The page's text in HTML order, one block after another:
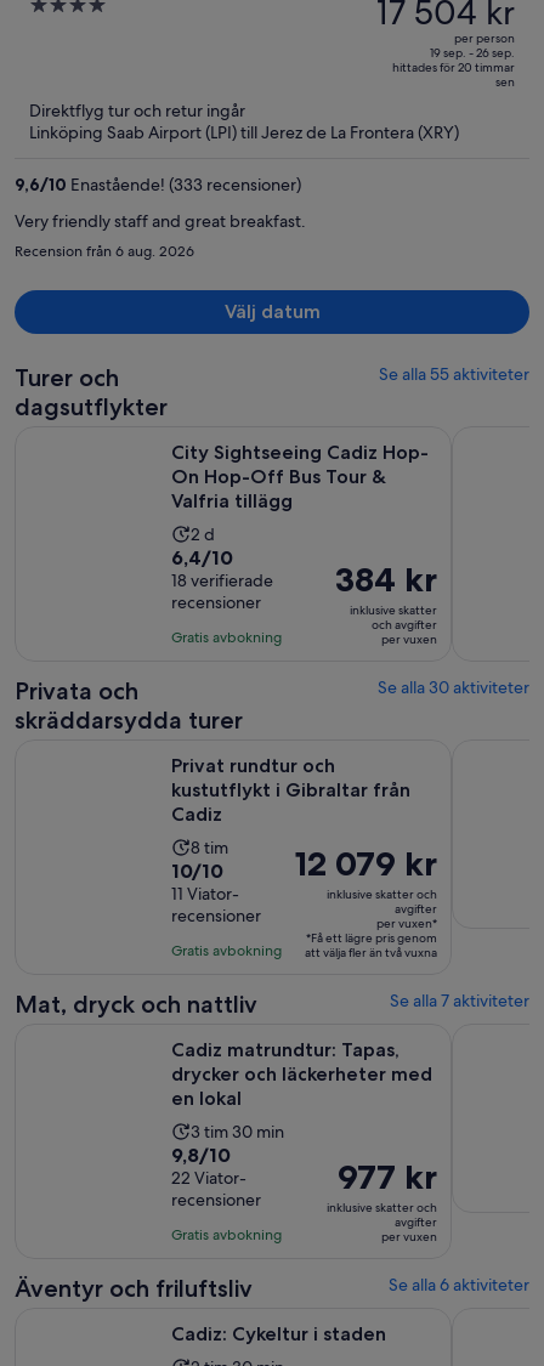
Puerto
4
21 056 kr
17 504 kr
17 504 kr
per person
19 sep. - 26 sep.
hittades för 20 timmar
sen
Direktflyg tur och retur ingår
Linköping Saab Airport (LPI) till Jerez de La Frontera (XRY)
9,6/10 Enastående! (333 recensioner)
Very friendly staff and great breakfast.
Recension från 6 aug. 2026
Välj datum
Turer och
dagsutflykter
Se alla 55 aktiviteter
City Sightseeing Cadiz Hop-
On Hop-Off Bus Tour &
Valfria tillägg
Aktivitetens
längd
är
2
dagar
2 d
6.4
av
10
med
6,4/10
18 verifierade
recensioner
Gratis avbokning
Priset
är
384 kr
384 kr
inklusive skatter
och avgifter
per vuxen
Privata och
skräddarsydda turer
Se alla 30 aktiviteter
Privat rundtur och
kustutflykt i Gibraltar från
Cadiz
Aktivitetens
längd
är
8
timmar
8 tim
10.0
av
10
med
recensioner
10/10
11 Viator-
recensioner
Gratis avbokning
Priset
är
12 079 kr
per
vuxen*
12 079 kr
inklusive skatter och
avgifter
per vuxen*
*Få ett lägre pris genom
att välja fler än två vuxna
Mat, dryck och nattliv Se alla 7 aktiviteter
Cadiz matrundtur: Tapas,
drycker och läckerheter med
en lokal
Aktivitetens
längd
är
3
timmar
30
3 tim 30 min
9.8
av
10
med
recensioner
9,8/10
22 Viator-
recensioner
Gratis avbokning
Priset
är
977 kr
977 kr
inklusive skatter och
avgifter
per vuxen
Äventyr och friluftsliv Se alla 6 aktiviteter
Cadiz: Cykeltur i staden